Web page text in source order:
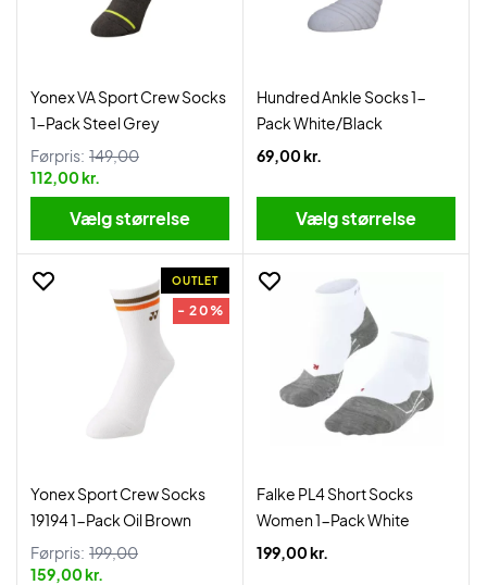
Yonex VA Sport Crew Socks
1-Pack Steel Grey
Førpris: 149,00
112,00 kr.
Vælg størrelse
Hundred Ankle Socks 1-
Pack White/Black
69,00 kr.
Vælg størrelse
OUTLET
- 20%
Yonex Sport Crew Socks
19194 1-Pack Oil Brown
Førpris: 199,00
159,00 kr.
Falke PL4 Short Socks
Women 1-Pack White
199,00 kr.